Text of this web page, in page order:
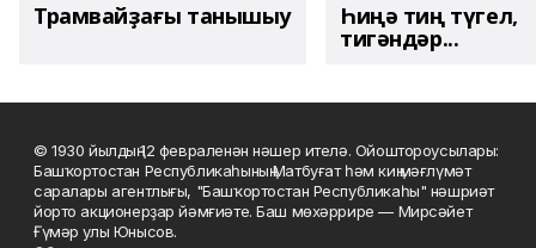
Трамвайҙағы танышыу Һиңә тиң түгел,
тигәндәр...
© 1930 йылдың 12 февраленән нәшер ителә. Ойоштороусылары:
Башҡортостан Республикаһының Матбуғат һәм киң мәғлүмәт
саралары агентлығы, "Башҡортостан Республикаһы" нәшриәт
йорто акционерҙар йәмғиәте. Баш мөхәррире — Мирсәйет
Ғүмәр улы Юнысов.